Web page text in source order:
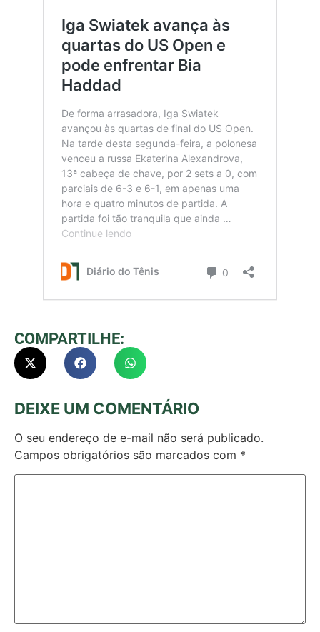
COMPARTILHE:
DEIXE UM COMENTÁRIO
O seu endereço de e-mail não será publicado.
Campos obrigatórios são marcados com *